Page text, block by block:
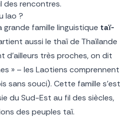
des rencontres.
lao ?
famille linguistique taï-
aussi le thaï de Thaïlande
d’ailleurs très proches, on dit
» – les Laotiens comprennent
sans souci). Cette famille s’est
du Sud-Est au fil des siècles,
des peuples taï.